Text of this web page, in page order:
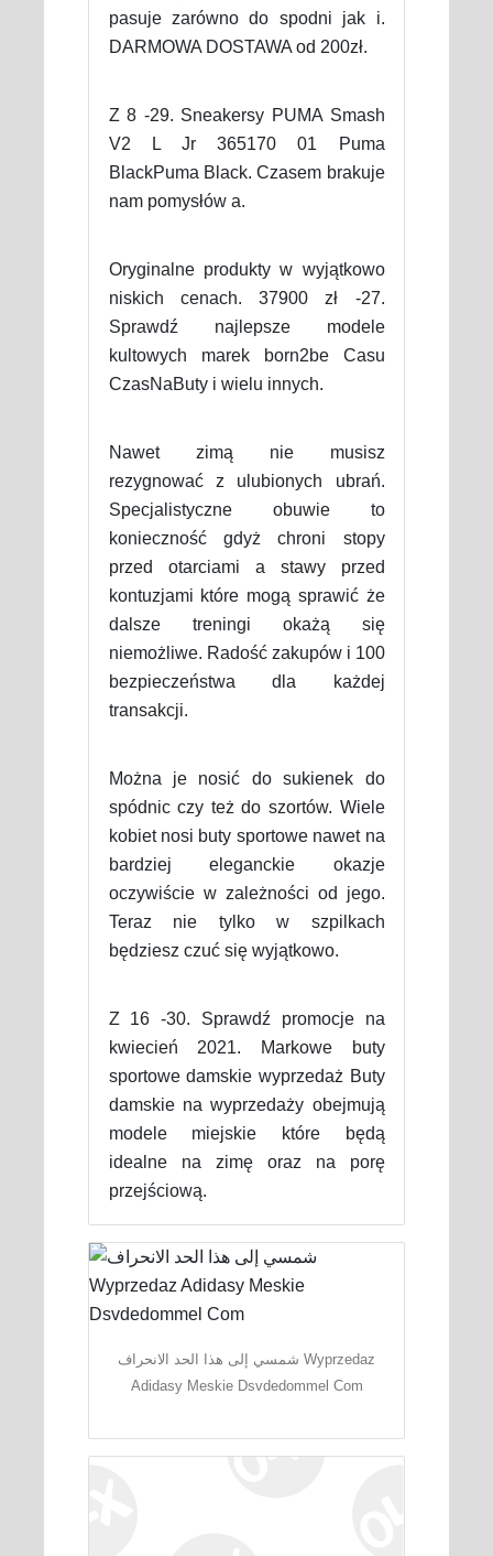
pasuje zarówno do spodni jak i.
DARMOWA DOSTAWA od 200zł.
Z 8 -29. Sneakersy PUMA Smash
V2 L Jr 365170 01 Puma
BlackPuma Black. Czasem brakuje
nam pomysłów a.
Oryginalne produkty w wyjątkowo
niskich cenach. 37900 zł -27.
Sprawdź najlepsze modele
kultowych marek born2be Casu
CzasNaButy i wielu innych.
Nawet zimą nie musisz
rezygnować z ulubionych ubrań.
Specjalistyczne obuwie to
konieczność gdyż chroni stopy
przed otarciami a stawy przed
kontuzjami które mogą sprawić że
dalsze treningi okażą się
niemożliwe. Radość zakupów i 100
bezpieczeństwa dla każdej
transakcji.
Można je nosić do sukienek do
spódnic czy też do szortów. Wiele
kobiet nosi buty sportowe nawet na
bardziej eleganckie okazje
oczywiście w zależności od jego.
Teraz nie tylko w szpilkach
będziesz czuć się wyjątkowo.
Z 16 -30. Sprawdź promocje na
kwiecień 2021. Markowe buty
sportowe damskie wyprzedaż Buty
damskie na wyprzedaży obejmują
modele miejskie które będą
idealne na zimę oraz na porę
przejściową.
شمسي إلى هذا الحد الانحراف Wyprzedaz
Adidasy Meskie Dsvdedommel Com